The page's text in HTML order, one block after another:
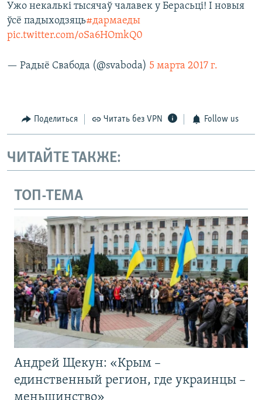
Ужо некалькі тысячаў чалавек у Берасьці! І новыя
ўсё падыходзяць#дармаеды
pic.twitter.com/oSa6HOmkQ0
— Радыё Свабода (@svaboda) 5 марта 2017 г.
Поделиться Читать без VPN Follow us
ЧИТАЙТЕ ТАКЖЕ:
ТОП-ТЕМА
Андрей Щекун: «Крым –
единственный регион, где украинцы –
меньшинство»